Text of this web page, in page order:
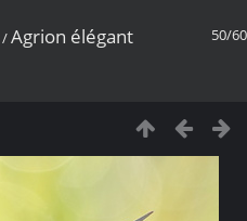
50/60
/Agrion élégant